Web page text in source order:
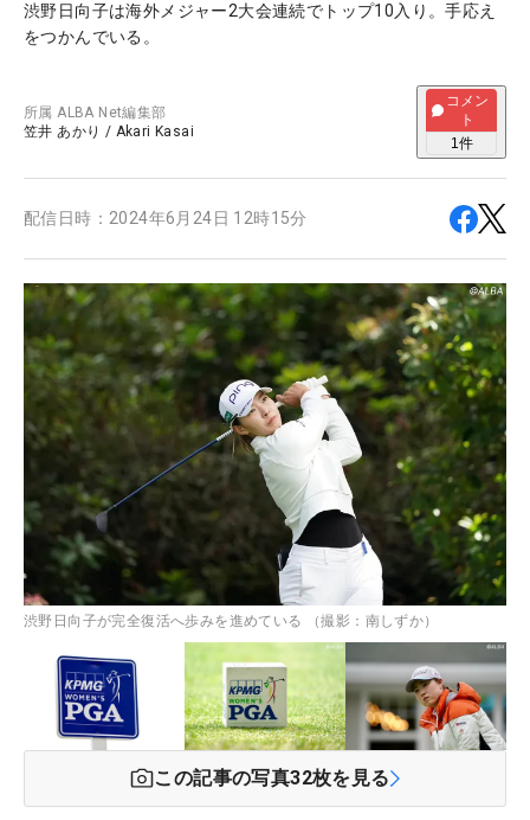
渋野日向子は海外メジャー2大会連続でトップ10入り。手応え
をつかんでいる。
所属ALBA Net編集部
笠井 あかり / Akari Kasai
コメン
ト
1件
配信日時： 2024年6月24日 12時15分
渋野日向子が完全復活へ歩みを進めている （撮影：南しずか）
この記事の写真32枚を見る